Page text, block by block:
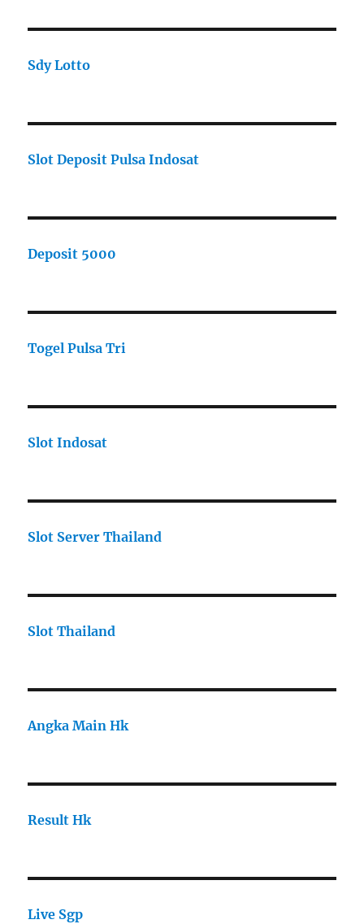
Sdy Lotto
Slot Deposit Pulsa Indosat
Deposit 5000
Togel Pulsa Tri
Slot Indosat
Slot Server Thailand
Slot Thailand
Angka Main Hk
Result Hk
Live Sgp